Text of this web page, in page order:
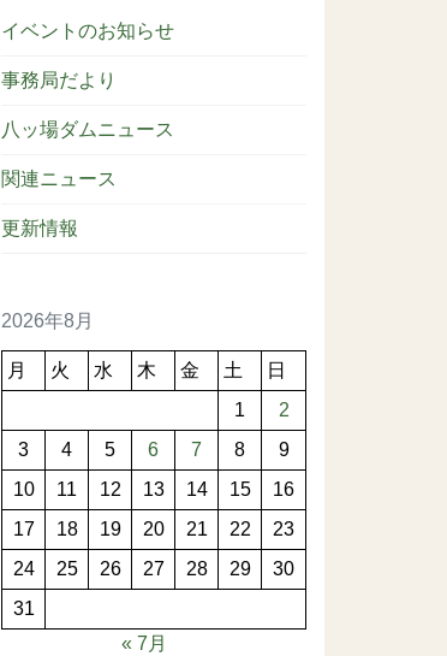
イベントのお知らせ
事務局だより
八ッ場ダムニュース
関連ニュース
更新情報
2026年8月
月 火 水 木 金 土
日
1
2
3
4 5 6 7 8
9
10
11 12 13 14 15
16
17
18 19 20 21 22
23
24
25 26 27 28 29
30
31
« 7月